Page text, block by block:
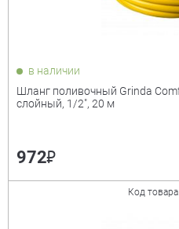
в наличии
Шланг поливочный Grinda
слойный, 1/2", 20 м
972₽
Код товара